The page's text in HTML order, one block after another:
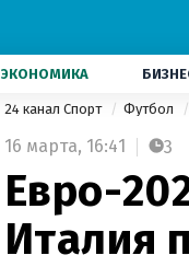
ЭКОНОМИКА
24 канал Спорт Футбол
16 марта, 16:41 3
Евро-
Италия